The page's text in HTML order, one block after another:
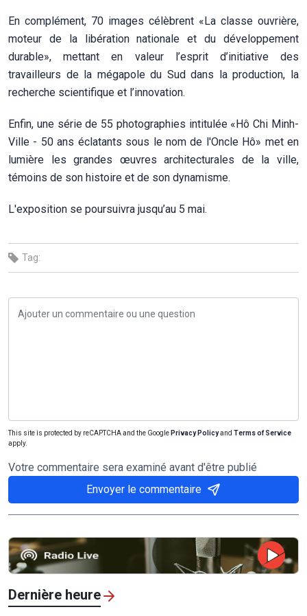
En complément, 70 images célèbrent «La classe ouvrière,
moteur de la libération nationale et du développement
durable», mettant en valeur l’esprit d’initiative des
travailleurs de la mégapole du Sud dans la production, la
recherche scientifique et l’innovation.
Enfin, une série de 55 photographies intitulée «Hô Chi Minh-
Ville - 50 ans éclatants sous le nom de l'Oncle Hô» met en
lumière les grandes œuvres architecturales de la ville,
témoins de son histoire et de son dynamisme.
L'exposition se poursuivra jusqu’au 5 mai.
Tag:
This site is protected by reCAPTCHA and the Google Privacy Policyand Terms of Service
apply.
Votre commentaire sera examiné avant d'être publié
Envoyer le commentaire
Dernière heure